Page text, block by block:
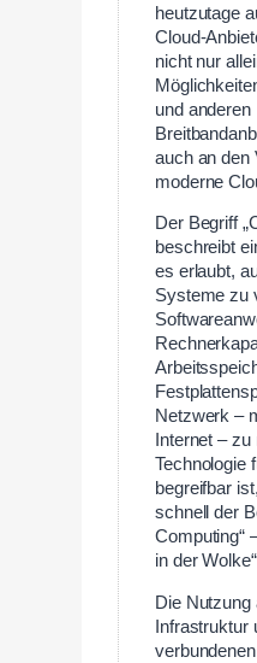
heutzutage
Cloud-
nicht nur
und anderen
auch an den
moderne
Der Begriff
beschreibt
es erlaubt,
Systeme zu
Netzwerk –
Internet –
Technologie
begreifbar
schnell der
Computing“
in der
Die Nutzung
Infrastruktur